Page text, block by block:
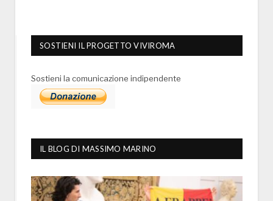
SOSTIENI IL PROGETTO VIVIROMA
Sostieni la comunicazione indipendente
IL BLOG DI MASSIMO MARINO